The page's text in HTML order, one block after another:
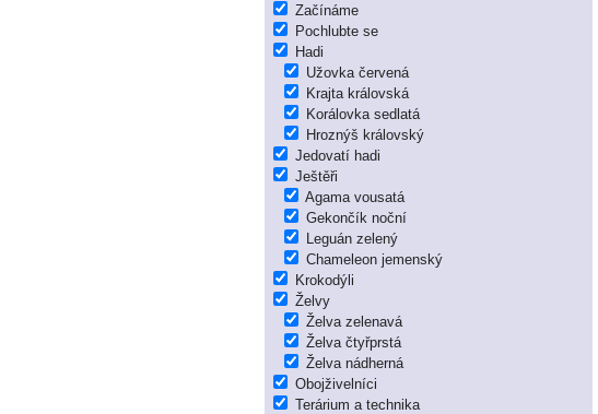
Začínáme
Pochlubte se
Hadi
Užovka červená
Krajta královská
Korálovka sedlatá
Hroznýš královský
Jedovatí hadi
Ještěři
Agama vousatá
Gekončík noční
Leguán zelený
Chameleon jemenský
Krokodýli
Želvy
Želva zelenavá
Želva čtyřprstá
Želva nádherná
Obojživelníci
Terárium a technika